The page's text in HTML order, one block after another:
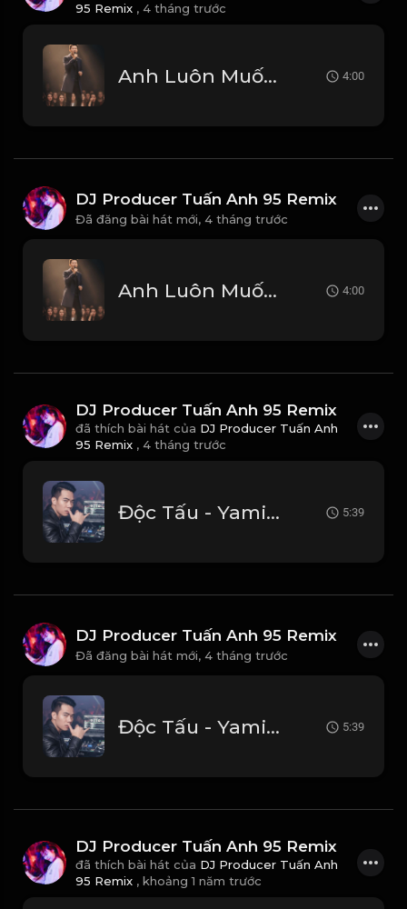
95 Remix , 4 tháng trước
Anh Luôn Muốn Trân Thành Tử Tế Và Tôn Trọng Em Thật Nhiều 4:00
DJ Producer Tuấn Anh 95 Remix
Đã đăng bài hát mới, 4 tháng trước
Anh Luôn Muốn Trân Thành Tử Tế Và Tôn Trọng Em Thật Nhiều 4:00
DJ Producer Tuấn Anh 95 Remix
đã thích bài hát của DJ Producer Tuấn Anh
95 Remix , 4 tháng trước
Độc Tấu - Yamix Hầu Ca DJ Producer Tuấn Anh 95 Vina House (Remix 2026) 5:39
DJ Producer Tuấn Anh 95 Remix
Đã đăng bài hát mới, 4 tháng trước
Độc Tấu - Yamix Hầu Ca DJ Producer Tuấn Anh 95 Vina House (Remix 2026) 5:39
DJ Producer Tuấn Anh 95 Remix
đã thích bài hát của DJ Producer Tuấn Anh
95 Remix , khoảng 1 năm trước